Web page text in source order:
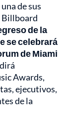
de sus
Billboard
de la
se celebrará
de Miami
Awards,
ejecutivos,
de la